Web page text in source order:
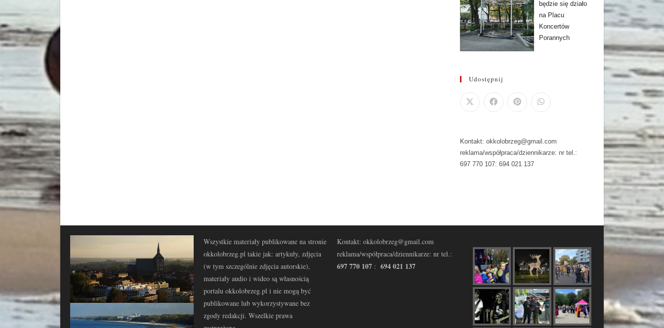
będzie się działo
na Placu
Koncertów
Porannych
Udostępnij
Kontakt: okkolobrzeg@gmail.com
reklama/współpraca/dziennikarze: nr tel.:
697 770 107: 694 021 137
Wszystkie materiały publikowane na stronie
okkolobrzeg.pl takie jak: artykuły, zdjęcia
(w tym szczególnie zdjęcia autorskie),
materiały audio i wideo są własnością
portalu okkolobrzeg.pl i nie mogą być
publikowane lub wykorzystywane bez
zgody redakcji. Wszelkie prawa
Kontakt: okkolobrzeg@gmail.com
reklama/współpraca/dziennikarze: nr tel.:
697 770 107 : 694 021 137